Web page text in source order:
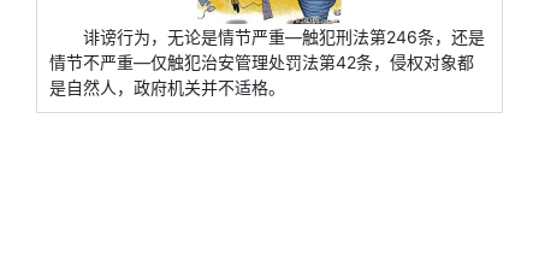
诽谤行为，无论是情节严重—触犯刑法第246条，还是
情节不严重—仅触犯治安管理处罚法第42条，侵权对象都
是自然人，政府机关并不适格。